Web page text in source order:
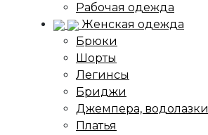
Рабочая одежда
Женская одежда
Брюки
Шорты
Легинсы
Бриджи
Джемпера, водолазки
Платья